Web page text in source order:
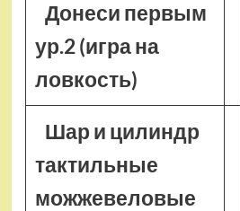
Донеси первым
ур.2 (игра на
ловкость)
Шар и цилиндр
тактильные
можжевеловые